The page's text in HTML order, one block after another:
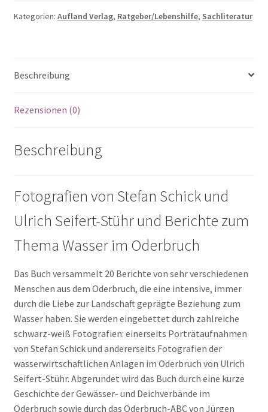
M.
T.Veihelmann
G.
Menge
Kategorien: Aufland Verlag, Ratgeber/Lebenshilfe, Sachliteratur
Beschreibung
Rezensionen (0)
Beschreibung
Fotografien von Stefan Schick und
Ulrich Seifert-Stühr und Berichte zum
Thema Wasser im Oderbruch
Das Buch versammelt 20 Berichte von sehr verschiedenen
Menschen aus dem Oderbruch, die eine intensive, immer
durch die Liebe zur Landschaft geprägte Beziehung zum
Wasser haben. Sie werden eingebettet durch zahlreiche
schwarz-weiß Fotografien: einerseits Porträtaufnahmen
von Stefan Schick und andererseits Fotografien der
wasserwirtschaftlichen Anlagen im Oderbruch von Ulrich
Seifert-Stühr. Abgerundet wird das Buch durch eine kurze
Geschichte der Gewässer- und Deichverbände im
Oderbruch sowie durch das Oderbruch-ABC von Jürgen